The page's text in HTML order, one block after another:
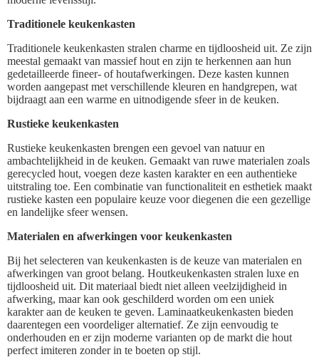
Traditionele keukenkasten
Traditionele keukenkasten stralen charme en tijdloosheid uit. Ze zijn
meestal gemaakt van massief hout en zijn te herkennen aan hun
gedetailleerde fineer- of houtafwerkingen. Deze kasten kunnen
worden aangepast met verschillende kleuren en handgrepen, wat
bijdraagt aan een warme en uitnodigende sfeer in de keuken.
Rustieke keukenkasten
Rustieke keukenkasten brengen een gevoel van natuur en
ambachtelijkheid in de keuken. Gemaakt van ruwe materialen zoals
gerecycled hout, voegen deze kasten karakter en een authentieke
uitstraling toe. Een combinatie van functionaliteit en esthetiek maakt
rustieke kasten een populaire keuze voor diegenen die een gezellige
en landelijke sfeer wensen.
Materialen en afwerkingen voor keukenkasten
Bij het selecteren van keukenkasten is de keuze van materialen en
afwerkingen van groot belang. Houtkeukenkasten stralen luxe en
tijdloosheid uit. Dit materiaal biedt niet alleen veelzijdigheid in
afwerking, maar kan ook geschilderd worden om een uniek
karakter aan de keuken te geven. Laminaatkeukenkasten bieden
daarentegen een voordeliger alternatief. Ze zijn eenvoudig te
onderhouden en er zijn moderne varianten op de markt die hout
perfect imiteren zonder in te boeten op stijl.